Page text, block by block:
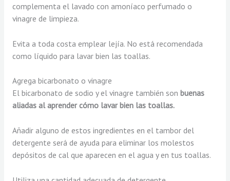
complementa el lavado con amoníaco perfumado o
vinagre de limpieza.
Evita a toda costa emplear lejía. No está recomendada
como líquido para lavar bien las toallas.
Agrega bicarbonato o vinagre
El bicarbonato de sodio y el vinagre también son buenas
aliadas al aprender cómo lavar bien las toallas.
Añadir alguno de estos ingredientes en el tambor del
detergente será de ayuda para eliminar los molestos
depósitos de cal que aparecen en el agua y en tus toallas.